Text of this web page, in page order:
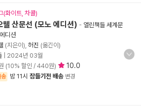
(화이트, 차콜)
웰 산문선 (모노 에디션) - 열린책들 세계문
디션
(지은이), 허진 (옮긴이)
2024년 03월
(10% 할인 / 440원) 10.0
밤 11시 잠들기전 배송 변경